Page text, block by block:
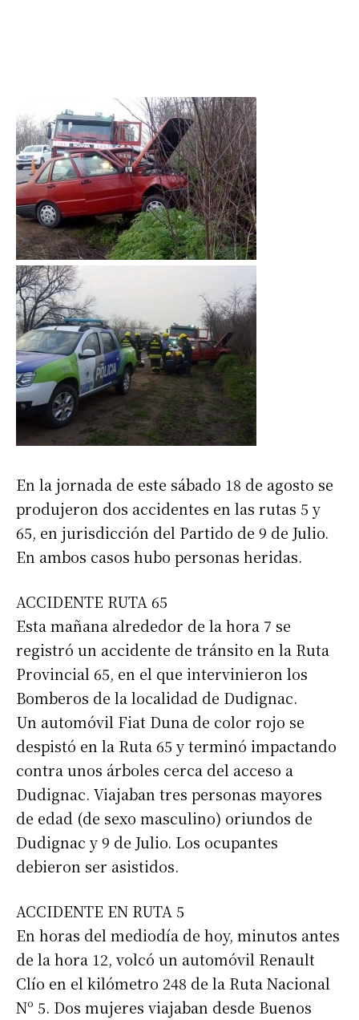
En la jornada de este sábado 18 de agosto se
produjeron dos accidentes en las rutas 5 y
65, en jurisdicción del Partido de 9 de Julio.
En ambos casos hubo personas heridas.
ACCIDENTE RUTA 65
Esta mañana alrededor de la hora 7 se
registró un accidente de tránsito en la Ruta
Provincial 65, en el que intervinieron los
Bomberos de la localidad de Dudignac.
Un automóvil Fiat Duna de color rojo se
despistó en la Ruta 65 y terminó impactando
contra unos árboles cerca del acceso a
Dudignac. Viajaban tres personas mayores
de edad (de sexo masculino) oriundos de
Dudignac y 9 de Julio. Los ocupantes
debieron ser asistidos.
ACCIDENTE EN RUTA 5
En horas del mediodía de hoy, minutos antes
de la hora 12, volcó un automóvil Renault
Clío en el kilómetro 248 de la Ruta Nacional
Nº 5. Dos mujeres viajaban desde Buenos